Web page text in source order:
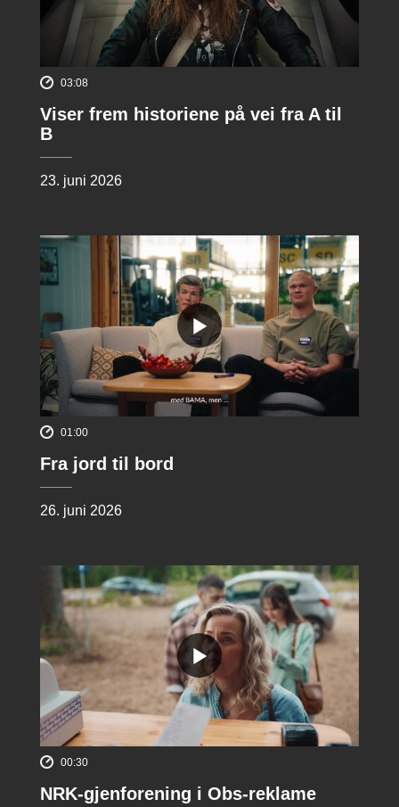
03:08
Viser frem historiene på vei fra A til
B
23. juni 2026
01:00
Fra jord til bord
26. juni 2026
00:30
NRK-gjenforening i Obs-reklame